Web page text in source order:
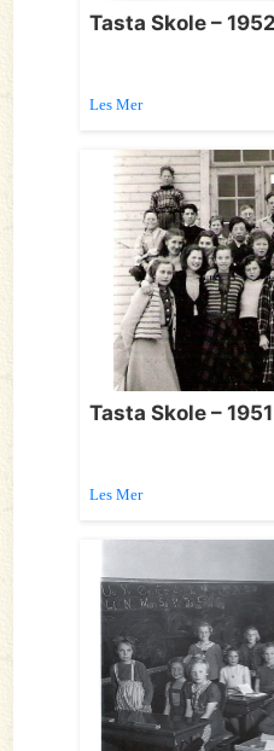
Tasta Skole –
Les Mer
Tasta Skole –
Les Mer